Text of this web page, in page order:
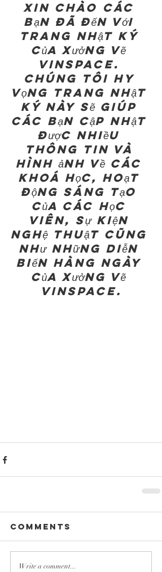
Xin chào các
bạn đã đến với
trang nhật ký
của Xưởng Vẽ
Vinspace.
Chúng tôi hy
vọng trang nhật
ký này sẽ giúp
các bạn cập nhật
được nhiều
thông tin và
hình ảnh về các
khoá học, hoạt
động sáng tạo
của các học
viên, sự kiện
nghệ thuật cũng
như những diễn
biến hàng ngày
của Xưởng Vẽ
Vinspace.
Comments
Write a comment...